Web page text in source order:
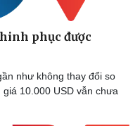
tô
máy
phục được
như không thay đổi so
10.000 USD vẫn chưa